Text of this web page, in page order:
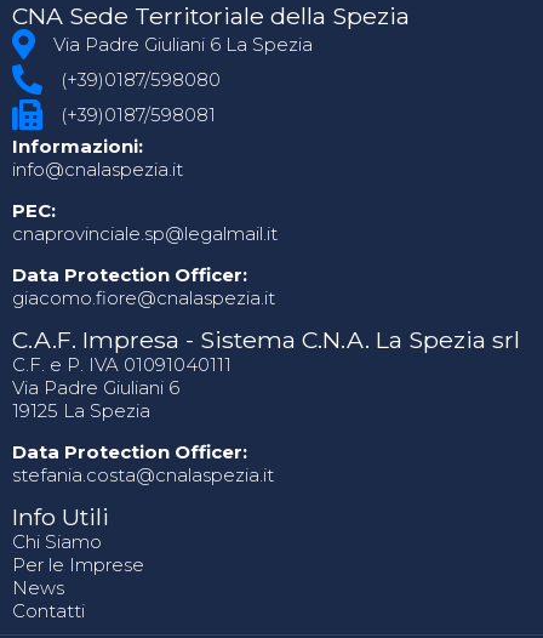
CNA Sede Territoriale della Spezia
Via Padre Giuliani 6 La Spezia
(+39)0187/598080
(+39)0187/598081
Informazioni:
info@cnalaspezia.it
PEC:
cnaprovinciale.sp@legalmail.it
Data Protection Officer:
giacomo.fiore@cnalaspezia.it
C.A.F. Impresa - Sistema C.N.A. La Spezia srl
C.F. e P. IVA 01091040111
Via Padre Giuliani 6
19125 La Spezia
Data Protection Officer:
stefania.costa@cnalaspezia.it
Info Utili
Chi Siamo
Per le Imprese
News
Contatti